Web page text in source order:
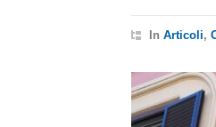
In Articoli,